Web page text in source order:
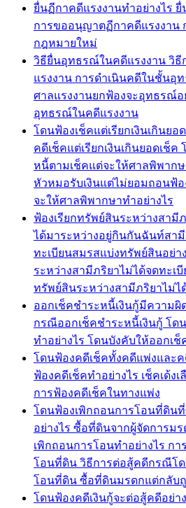
ยื่นฏีกาคดีแรงงานทำอย่างไร
การขออนุญาตฏีกาคดีแรงงาน
กฎหมายใหม่
วิธียื่นอุทธรณ์ในคดีแรงงาน วิ
แรงงาน การดำเนินคดีในชั้นอุ
ศาลแรงงานยกฟ้องจะอุทธรณ์อ
อุทธรณ์ในคดีแรงงาน
โดนฟ้องเช็คแต่เรียกเงินเกินยอ
คดีเช็คแต่เรียกเงินเกินยอดเช็ค
หนี้ตามเช็คแต่จะให้ศาลพิพากษ
หัวหมอรับเงินแต่ไม่ยอมถอนฟ้อ
จะให้ศาลพิพากษาทำอย่างไร
ฟ้องเรียกทรัพย์สินระหว่างสามี
ได้มาระหว่างอยู่กินกันฉันท์สา
ทะเบียนสมรสแบ่งทรัพย์สินอย่
ระหว่างสามีภริยาไม่ได้จดทะเ
ทรัพย์สินระหว่างสามีภริยาไม่ไ
ออกเช็คชำระหนี้เงินกู้มีความ
กรณีออกเช็คชำระหนี้เงินกู้ โด
ทำอย่างไร โดนบังคับให้ออกเช็
โดนฟ้องคดีเช็คทั้งคดีแพ่งและ
ฟ้องคดีเช็คทำอย่างไร เช็คเด้ง
การฟ้องคดีเช็คในทางแพ่ง
โดนฟ้องเพิกถอนการโอนที่ดิน
อย่างไร ซื้อที่ดินจากผู้จัดการม
เพิกถอนการโอนทำอย่างไร ก
โอนที่ดิน วิธีการต่อสู้คดีกรณีโ
โอนที่ดิน ซื้อที่ดินมรดกแต่กลับ
โดนฟ้องคดีเงินกู้จะต่อสู้คดีอย่า